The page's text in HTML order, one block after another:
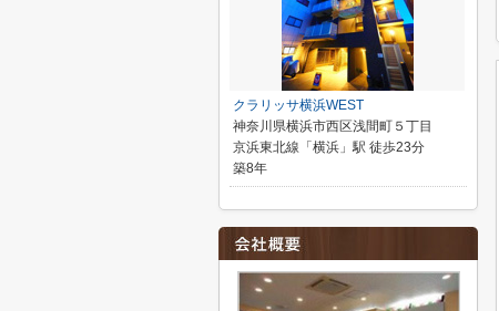
クラリッサ横浜WEST
神奈川県横浜市西区浅間町５丁目
京浜東北線「横浜」駅 徒歩23分
築8年